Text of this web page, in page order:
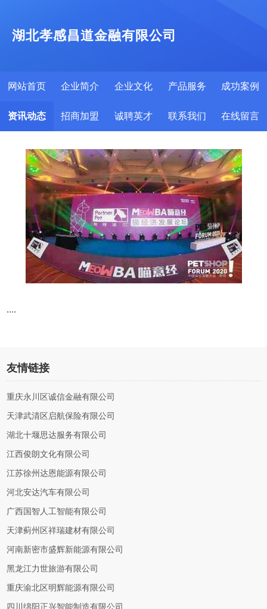
湖北孝感昌道金融有限公司
网站首页 企业简介 企业文化 产品服务 成功案例
资讯动态 招商加盟 诚聘英才 联系我们 在线留言
....
友情链接
重庆永川区诚信金融有限公司
天津武清区启航保险有限公司
湖北十堰思达服务有限公司
江西俊朗文化有限公司
江苏徐州达恩能源有限公司
河北安达汽车有限公司
广西国智人工智能有限公司
天津蓟州区祥瑞建材有限公司
河南新密市盛辉新能源有限公司
黑龙江力世旅游有限公司
重庆渝北区明辉能源有限公司
四川绵阳正兴智能制造有限公司